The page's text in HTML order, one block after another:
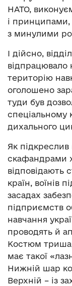
НАТО,
і принципами,
з минулими
І дійсно,
відпрацювало
територію
оголошено
туди був
спеціальному
дихального
Як
скафандрами
відповідають
країн, воїнів
засадах
підприємств
навчання
проводять й
Костюм
має такої
Нижній шар
Верхній – із